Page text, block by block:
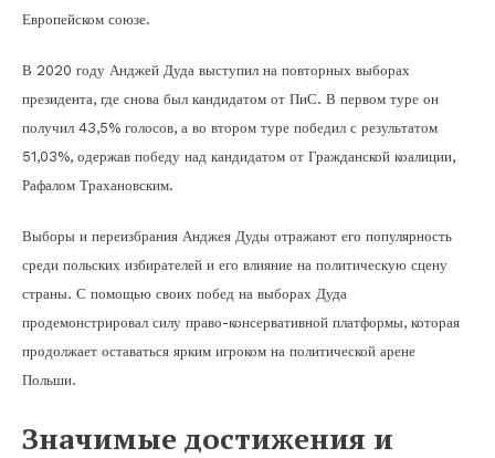
Европейском союзе.
В 2020 году Анджей Дуда выступил на повторных выборах
президента, где снова был кандидатом от ПиС. В первом туре он
получил 43,5% голосов, а во втором туре победил с результатом
51,03%, одержав победу над кандидатом от Гражданской коалиции,
Рафалом Трахановским.
Выборы и переизбрания Анджея Дуды отражают его популярность
среди польских избирателей и его влияние на политическую сцену
страны. С помощью своих побед на выборах Дуда
продемонстрировал силу право-консервативной платформы, которая
продолжает оставаться ярким игроком на политической арене
Польши.
Значимые достижения и